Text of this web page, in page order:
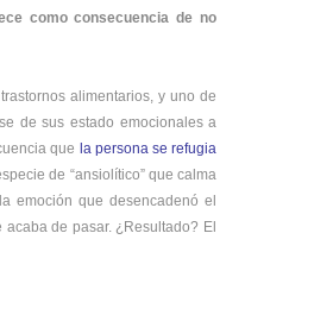
como consecuencia de no
alimentarios, y uno de
de sus estado emocionales a
que la persona se refugia
de “ansiolítico” que calma
emoción que desencadenó el
de pasar. ¿Resultado? El